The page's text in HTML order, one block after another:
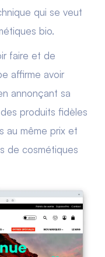
qui se veut
bio.
faire et de
affirme avoir
annonçant sa
produits fidèles
au même prix et
de cosmétiques